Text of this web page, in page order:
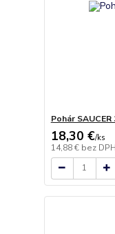
Pohár
18,30 €/ks
14,88 € bez DPH